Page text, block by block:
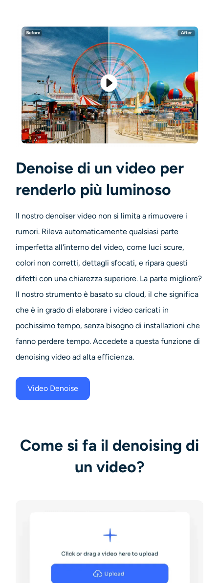
Denoise di un video per
renderlo più luminoso
Il nostro denoiser video non si limita a rimuovere i
rumori. Rileva automaticamente qualsiasi parte
imperfetta all'interno del video, come luci scure,
colori non corretti, dettagli sfocati, e ripara questi
difetti con una chiarezza superiore. La parte migliore?
Il nostro strumento è basato su cloud, il che significa
che è in grado di elaborare i video caricati in
pochissimo tempo, senza bisogno di installazioni che
fanno perdere tempo. Accedete a questa funzione di
denoising video ad alta efficienza.
Video Denoise
Come si fa il denoising di
un video?